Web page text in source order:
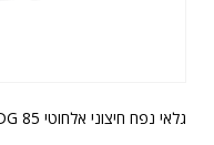
גלאי נפח חיצוני אלחוטי MG DG 85